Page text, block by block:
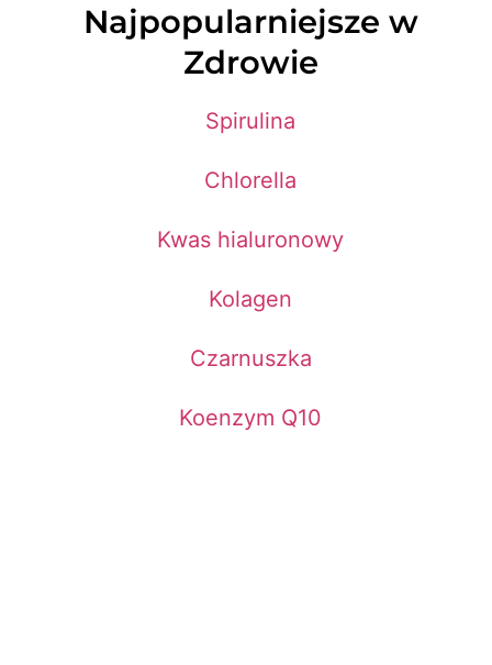
Najpopularniejsze w
Zdrowie
Spirulina
Chlorella
Kwas hialuronowy
Kolagen
Czarnuszka
Koenzym Q10